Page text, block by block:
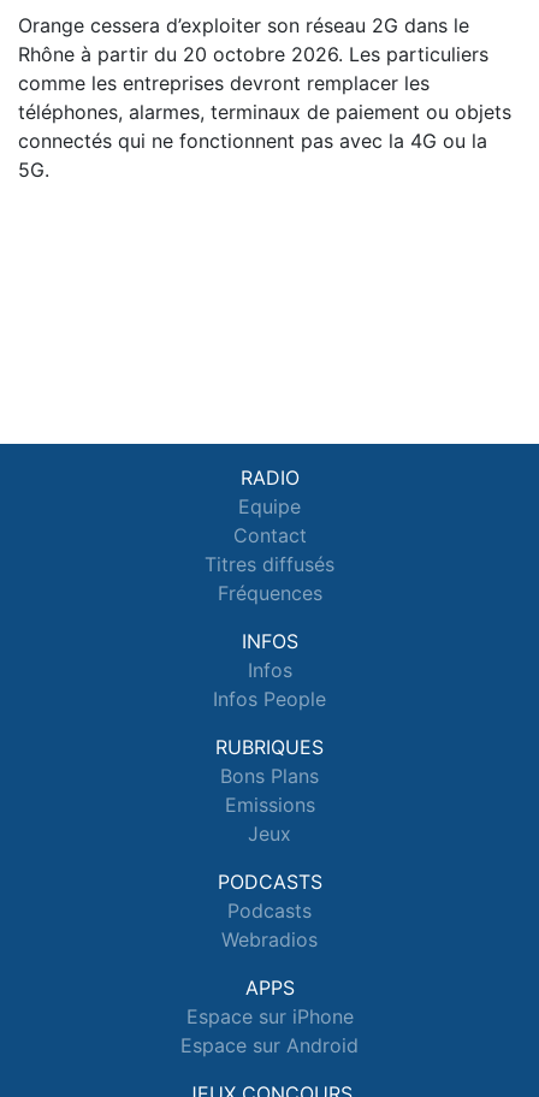
Orange cessera d’exploiter son réseau 2G dans le
Rhône à partir du 20 octobre 2026. Les particuliers
comme les entreprises devront remplacer les
téléphones, alarmes, terminaux de paiement ou objets
connectés qui ne fonctionnent pas avec la 4G ou la
5G.
RADIO
Equipe
Contact
Titres diffusés
Fréquences
INFOS
Infos
Infos People
RUBRIQUES
Bons Plans
Emissions
Jeux
PODCASTS
Podcasts
Webradios
APPS
Espace sur iPhone
Espace sur Android